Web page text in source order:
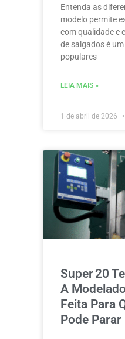
Entenda as
modelo permite
com qualidade e
de salgados é
populares
LEIA MAIS »
1 de abril de 2026
Super 20
A
Feita Para
Pode Parar